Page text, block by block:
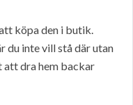
köpa den i butik.
du inte vill stå där utan
att dra hem backar